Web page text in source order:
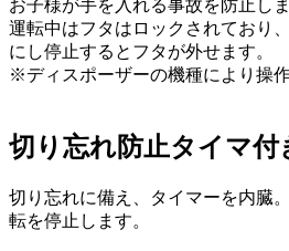
お子様が手を入れる事故を防止しま
運転中はフタはロックされており
にし停止するとフタが外せます。
※ディスポーザーの機種により操
切り忘れ防止タイマ付
切り忘れに備え、タイマーを内臓
転を停止します。